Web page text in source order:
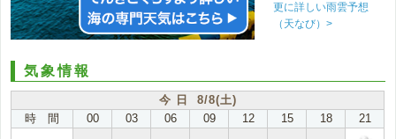
更に詳しい雨雲予想
（天なび）>
気象情報
今 日 8/8(土)
時 間
00 03 06 09 12 15 18 21